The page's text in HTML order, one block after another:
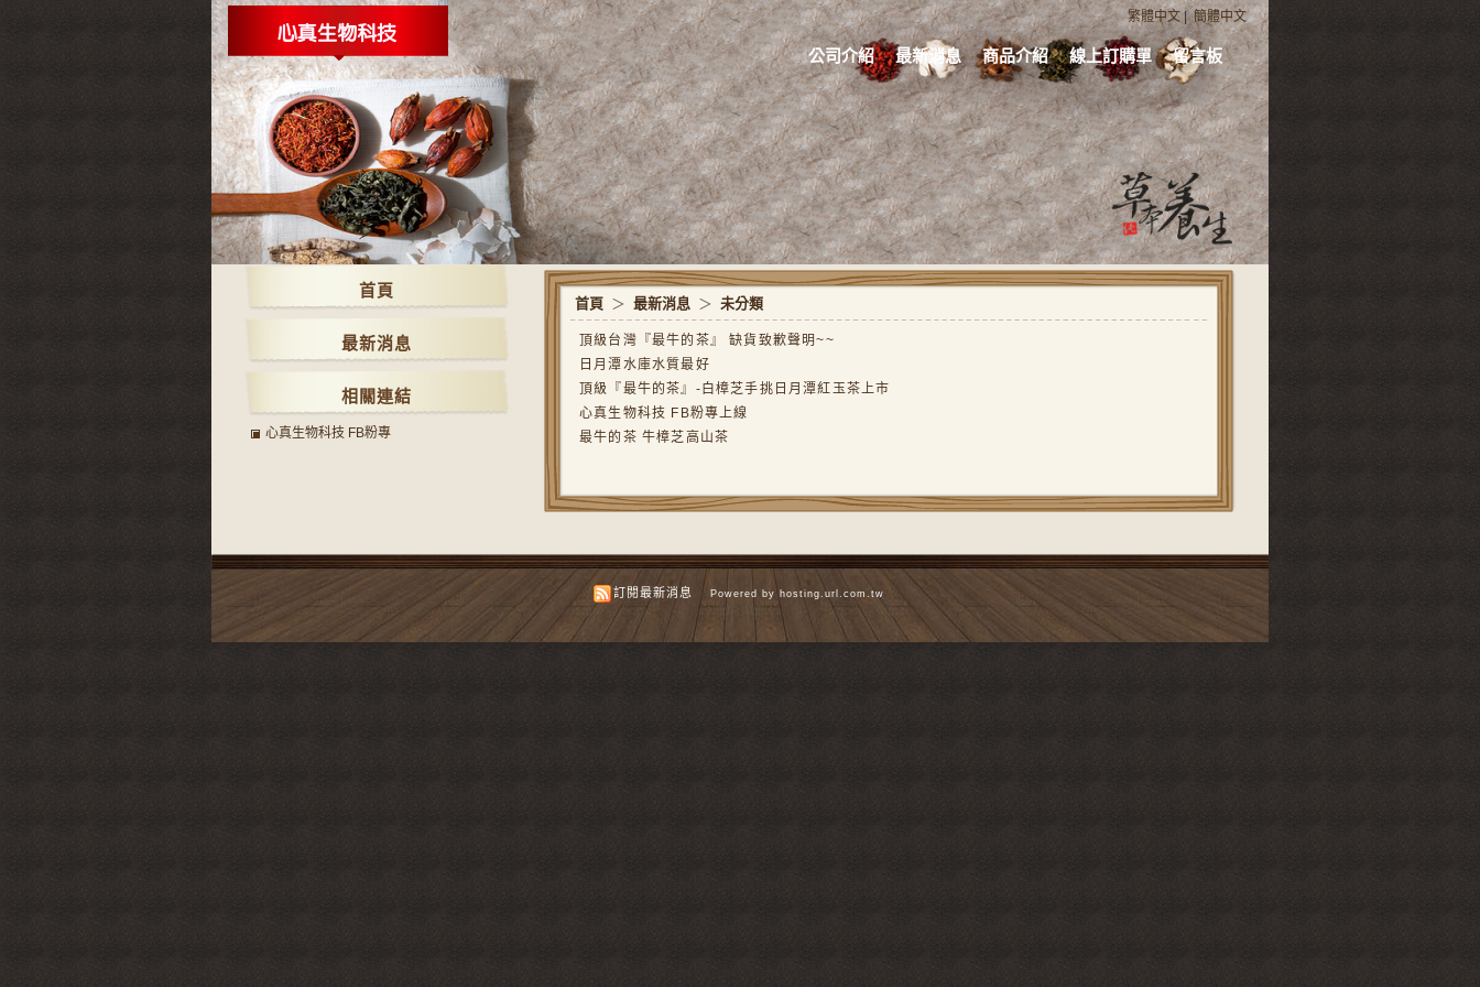
繁體中文|簡體中文
公司介紹 最新消息 商品介紹 線上訂購單 留言板
首頁 ＞ 最新消息 ＞ 未分類
頂級台灣『最牛的茶』 缺貨致歉聲明~~
日月潭水庫水質最好
頂級『最牛的茶』-白樟芝手挑日月潭紅玉茶上市
心真生物科技 FB粉專上線
最牛的茶 牛樟芝高山茶
首頁
最新消息
相關連結
心真生物科技 FB粉專
訂閱最新消息 Powered by hosting.url.com.tw